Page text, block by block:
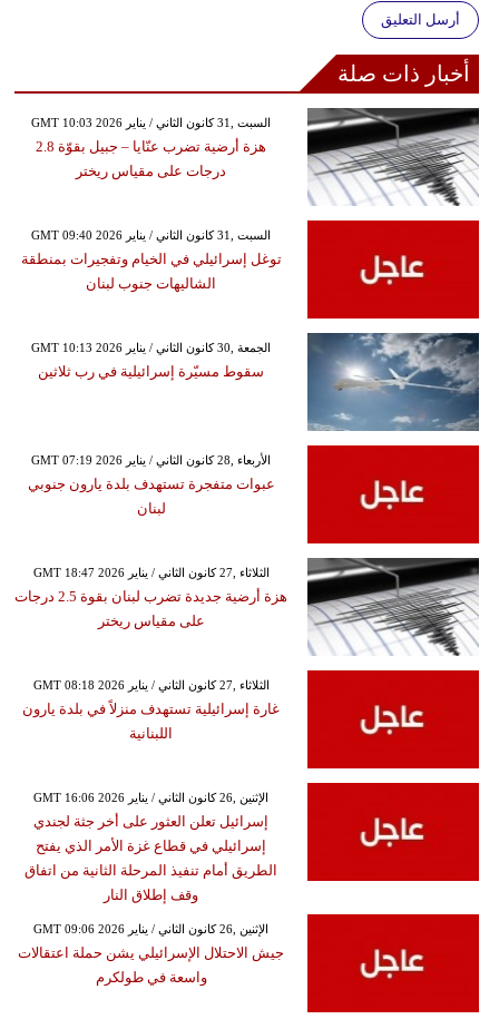
أرسل التعليق
أخبار ذات صلة
GMT 10:03 2026 السبت ,31 كانون الثاني / يناير
هزة أرضية تضرب عنّايا – جبيل بقوّة 2.8
درجات على مقياس ريختر
GMT 09:40 2026 السبت ,31 كانون الثاني / يناير
توغل إسرائيلي في الخيام وتفجيرات بمنطقة
الشاليهات جنوب لبنان
GMT 10:13 2026 الجمعة ,30 كانون الثاني / يناير
سقوط مسيّرة إسرائيلية في رب ثلاثين
GMT 07:19 2026 الأربعاء ,28 كانون الثاني / يناير
عبوات متفجرة تستهدف بلدة يارون جنوبي
لبنان
GMT 18:47 2026 الثلاثاء ,27 كانون الثاني / يناير
هزة أرضية جديدة تضرب لبنان بقوة 2.5 درجات
على مقياس ريختر
GMT 08:18 2026 الثلاثاء ,27 كانون الثاني / يناير
غارة إسرائيلية تستهدف منزلاً في بلدة يارون
اللبنانية
GMT 16:06 2026 الإثنين ,26 كانون الثاني / يناير
إسرائيل تعلن العثور على أخر جثة لجندي
إسرائيلي في قطاع غزة الأمر الذي يفتح
الطريق أمام تنفيذ المرحلة الثانية من اتفاق
وقف إطلاق النار
GMT 09:06 2026 الإثنين ,26 كانون الثاني / يناير
جيش الاحتلال الإسرائيلي يشن حملة اعتقالات
واسعة في طولكرم